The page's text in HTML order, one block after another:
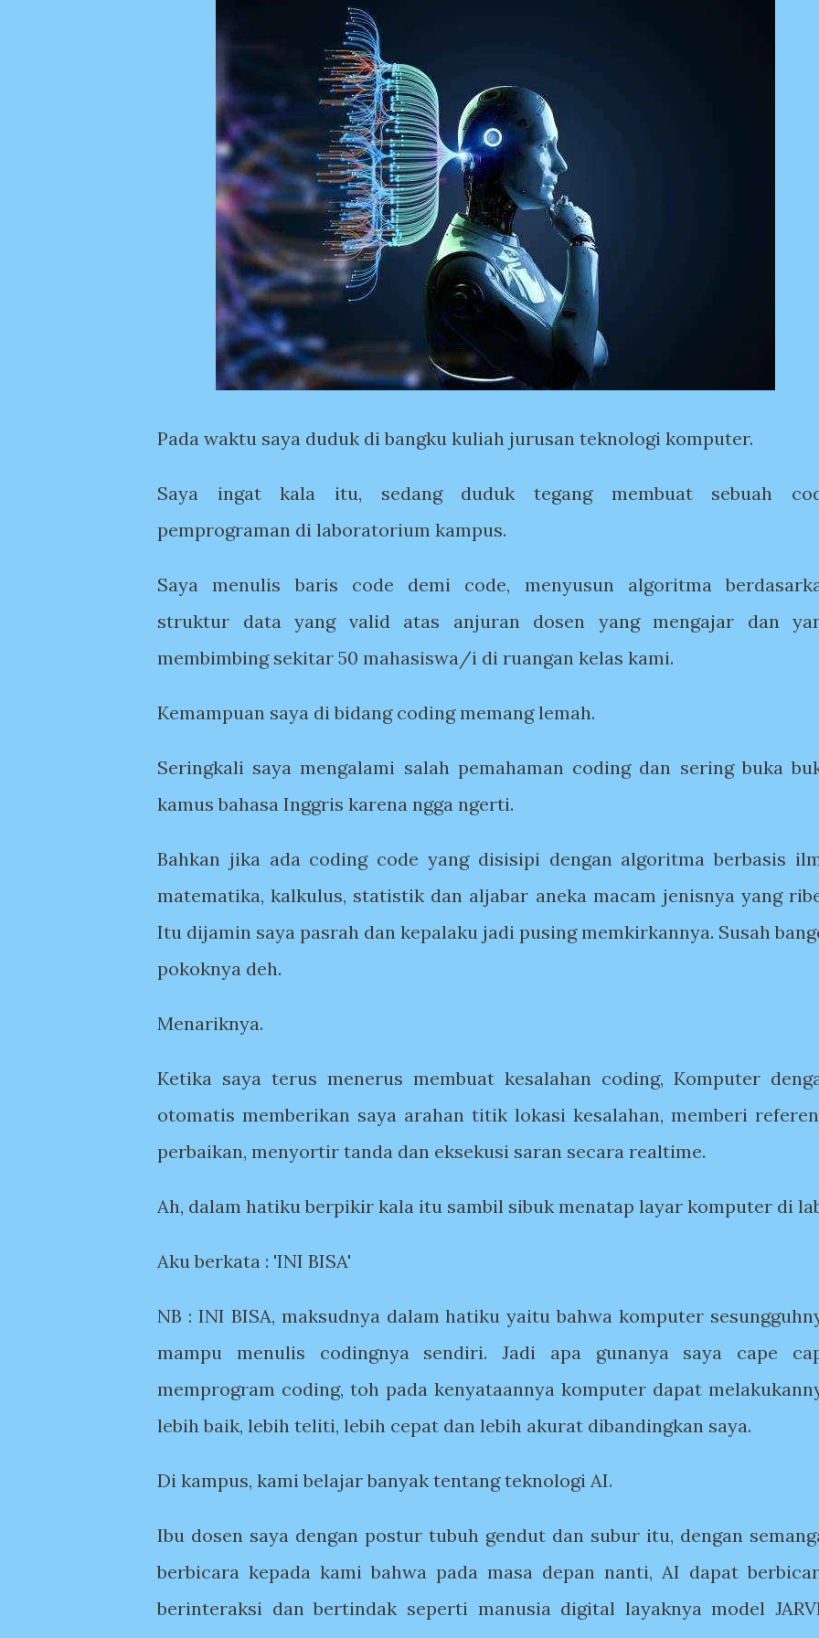
Pada waktu saya duduk di bangku kuliah jurusan teknologi komputer.
Saya ingat kala itu, sedang duduk tegang membuat sebuah
pemprograman di laboratorium kampus.
Saya menulis baris code demi code, menyusun algoritma
struktur data yang valid atas anjuran dosen yang mengajar dan
membimbing sekitar 50 mahasiswa/i di ruangan kelas kami.
Kemampuan saya di bidang coding memang lemah.
Seringkali saya mengalami salah pemahaman coding dan sering buka
kamus bahasa Inggris karena ngga ngerti.
Bahkan jika ada coding code yang disisipi dengan algoritma berbasis
matematika, kalkulus, statistik dan aljabar aneka macam jenisnya yang
Itu dijamin saya pasrah dan kepalaku jadi pusing memkirkannya. Susah
pokoknya deh.
Menariknya.
Ketika saya terus menerus membuat kesalahan coding, Komputer
otomatis memberikan saya arahan titik lokasi kesalahan, memberi
perbaikan, menyortir tanda dan eksekusi saran secara realtime.
Ah, dalam hatiku berpikir kala itu sambil sibuk menatap layar komputer di
Aku berkata : 'INI BISA'
NB : INI BISA, maksudnya dalam hatiku yaitu bahwa komputer
mampu menulis codingnya sendiri. Jadi apa gunanya saya cape
memprogram coding, toh pada kenyataannya komputer dapat
lebih baik, lebih teliti, lebih cepat dan lebih akurat dibandingkan saya.
Di kampus, kami belajar banyak tentang teknologi AI.
Ibu dosen saya dengan postur tubuh gendut dan subur itu, dengan
berbicara kepada kami bahwa pada masa depan nanti, AI dapat
berinteraksi dan bertindak seperti manusia digital layaknya model